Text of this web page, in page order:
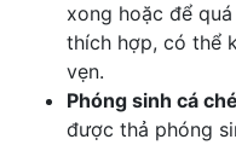
xong hoặc để
thích hợp, có thể
vẹn.
Phóng sinh cá
được thả phóng